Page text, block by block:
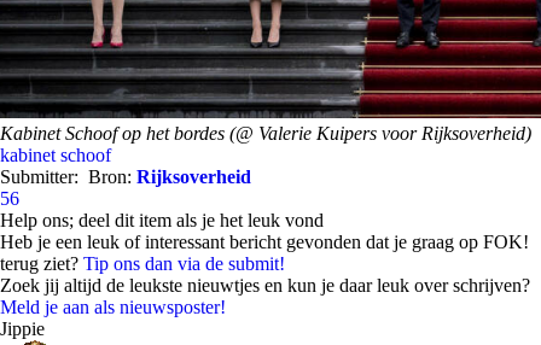
Kabinet Schoof op het bordes (@ Valerie Kuipers voor Rijksoverheid)
kabinet schoof
Submitter: Bron: Rijksoverheid
56
Help ons; deel dit item als je het leuk vond
Heb je een leuk of interessant bericht gevonden dat je graag op FOK!
terug ziet? Tip ons dan via de submit!
Zoek jij altijd de leukste nieuwtjes en kun je daar leuk over schrijven?
Meld je aan als nieuwsposter!
Jippie